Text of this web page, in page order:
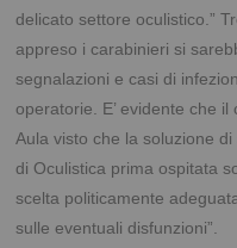
delicato settore oculistico.”
appreso i carabinieri si
segnalazioni e casi di
operatorie. E’ evidente che
Aula visto che la soluzione
di Oculistica prima ospitata
scelta politicamente
sulle eventuali disfunzioni”.